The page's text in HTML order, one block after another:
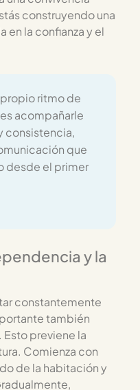
construyendo una
en la confianza y el
ritmo de
acompañarle
consistencia,
que
desde el primer
y la
constantemente
también
Esto previene la
Comienza con
de la habitación y